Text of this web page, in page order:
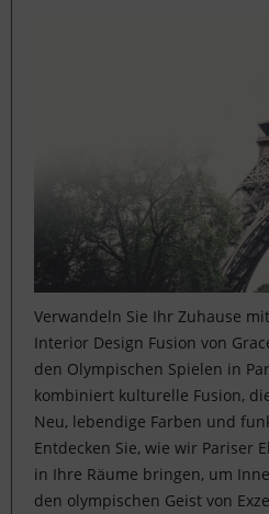
Verwandeln Sie Ihr Zuhause
Interior Design Fusion von
den Olympischen Spielen in
kombiniert kulturelle Fusion,
Neu, lebendige Farben und
Entdecken Sie, wie wir Pariser
in Ihre Räume bringen, um
den olympischen Geist von